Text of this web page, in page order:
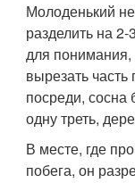
Молоденький
разделить на
для понимания,
вырезать часть
посреди, сосна
одну треть,
В месте, где
побега, он